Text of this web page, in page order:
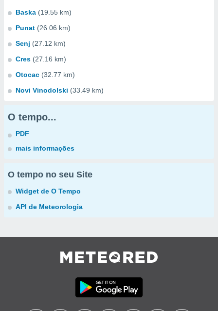
Baska (19.55 km)
Punat (26.06 km)
Senj (27.12 km)
Cres (27.16 km)
Otocac (32.77 km)
Novi Vinodolski (33.49 km)
O tempo...
PDF
mais informações
O tempo no seu Site
Widget de O Tempo
API de Meteorologia